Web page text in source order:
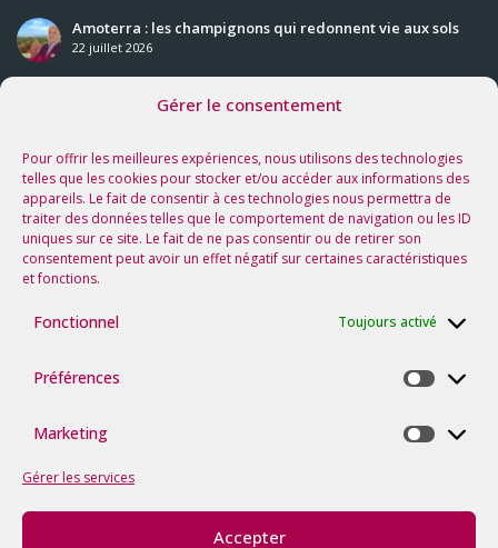
Gérer le consentement
Pour offrir les meilleures expériences, nous utilisons des technologies
telles que les cookies pour stocker et/ou accéder aux informations des
appareils. Le fait de consentir à ces technologies nous permettra de
traiter des données telles que le comportement de navigation ou les ID
uniques sur ce site. Le fait de ne pas consentir ou de retirer son
consentement peut avoir un effet négatif sur certaines caractéristiques
et fonctions.
Fonctionnel Toujours activé
Préférences
Marketing
Gérer les services
Accepter
Amoterra : les champignons qui redonnent vie aux sols
22 juillet 2026
Nos prochaines rencontres
Voir tous les événements
Suivez-nous sur les réseaux !